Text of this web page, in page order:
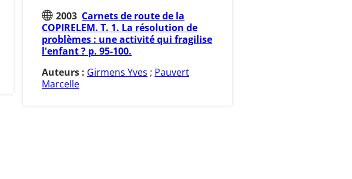
2003 Carnets de route de la
COPIRELEM. T. 1. La résolution de
problèmes : une activité qui fragilise
l'enfant ? p. 95-100.
Auteurs : Girmens Yves ; Pauvert
Marcelle